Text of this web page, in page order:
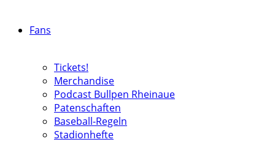
Fans
Tickets!
Merchandise
Podcast Bullpen Rheinaue
Patenschaften
Baseball-Regeln
Stadionhefte